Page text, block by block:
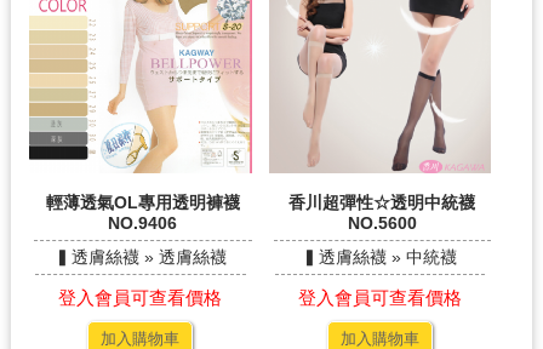
輕薄透氣OL專用透明褲襪
NO.9406
▍透膚絲襪 » 透膚絲襪
登入會員可查看價格
加入購物車
香川超彈性☆透明中統襪
NO.5600
▍透膚絲襪 » 中統襪
登入會員可查看價格
加入購物車